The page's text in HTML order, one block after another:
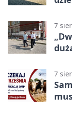
7
7